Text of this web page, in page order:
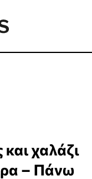
και χαλάζι
– Πάνω